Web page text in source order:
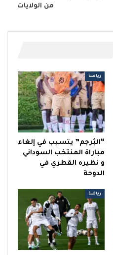
من الولايات
رياضة
“البُرجم” يتسبب في إلغاء
مباراة المنتخب السوداني
و نظيره القطري في
الدوحة
رياضة